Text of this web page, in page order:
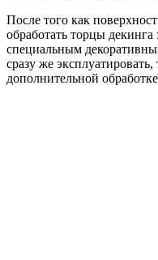
После того как
обработать торцы
специальным
сразу же
дополнительной